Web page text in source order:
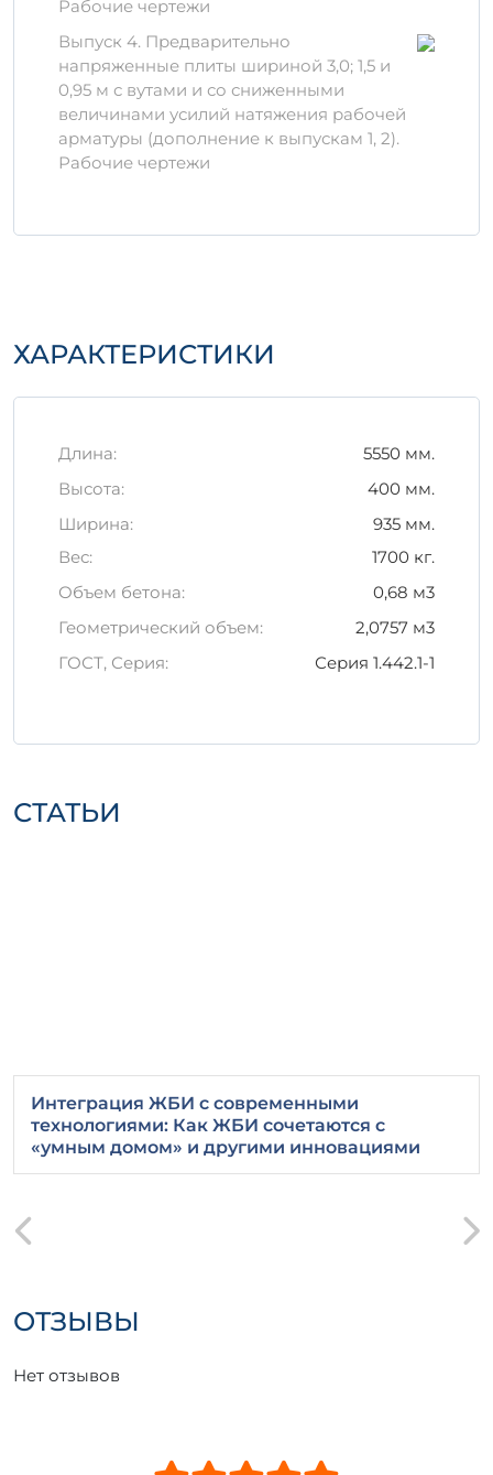
Для производства изделий используются
только высококачественные компоненты:
Цемент, соответствующий
современным стандартам.
Заполнители (щебень, песок),
обладающие отличной прочностью.
водонепроницаемости.
нормами, что гарантирует долговечность и
транспортировки
Для сохранения свойств железобетонного
соблюдать следующие рекомендации:
для предотвращения повреждений.
Использовать мягкие стропы и
транспортировки.
сохранить его характеристики в целом.
Рабочие чертежи
Выпуск 4. Предварительно
напряженные плиты шириной 3,0; 1,5 и
0,95 м с вутами и со сниженными
величинами усилий натяжения рабочей
арматуры (дополнение к выпускам 1, 2).
Рабочие чертежи
ХАРАКТЕРИСТИКИ
Длина:
5550 мм.
Высота:
400 мм.
Ширина:
935 мм.
Вес:
1700 кг.
Объем бетона:
0,68 м3
Геометрический объем:
2,0757 м3
ГОСТ, Серия:
Серия 1.442.1-1
СТАТЬИ
Интеграция ЖБИ с современными
технологиями: Как ЖБИ сочетаются с
«умным домом» и другими инновациями
ОТЗЫВЫ
Нет отзывов